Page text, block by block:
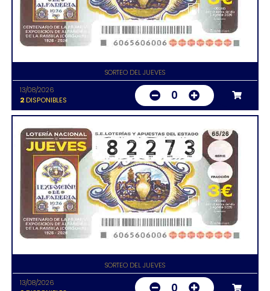
SORTEO DEL JUEVES
13/08/2026
2DISPONIBLES 0
SORTEO DEL JUEVES
13/08/2026
0